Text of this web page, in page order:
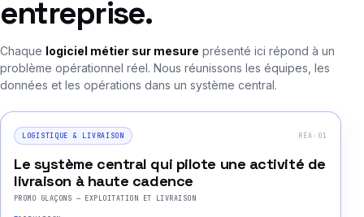
entreprise.
Chaque logiciel métier sur mesure présenté ici répond à un
problème opérationnel réel. Nous réunissons les équipes, les
données et les opérations dans un système central.
LOGISTIQUE & LIVRAISON RÉA·01
Le système central qui pilote une activité de
livraison à haute cadence
PROMO GLAÇONS — EXPLOITATION ET LIVRAISON